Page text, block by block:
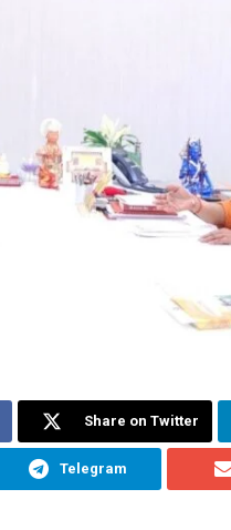
Share on Twitter
Telegram